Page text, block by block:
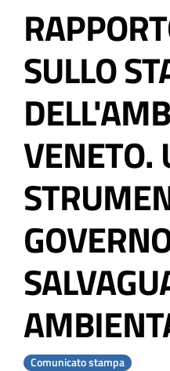
SERVIZI
DATI
AMBIENTALI
Seguici
su
Vai al contenuto
SULLO
VENETO.
Comunicato stampa